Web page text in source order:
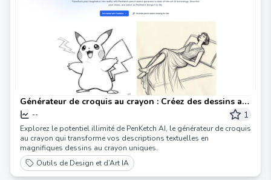
Générateur de croquis au crayon : Créez des dessins au
croquis créatifs
-- 1
Explorez le potentiel illimité de PenKetch AI, le générateur de croquis
au crayon qui transforme vos descriptions textuelles en
magnifiques dessins au crayon uniques.
Outils de Design et d’Art IA